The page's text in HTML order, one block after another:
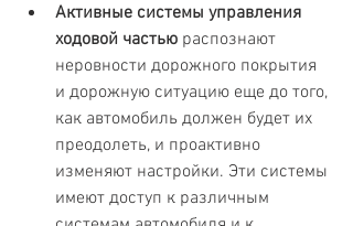
Активные системы управления
ходовой частью распознают
неровности дорожного покрытия
и дорожную ситуацию еще до того,
как автомобиль должен будет их
преодолеть, и проактивно
изменяют настройки. Эти системы
имеют доступ к различным